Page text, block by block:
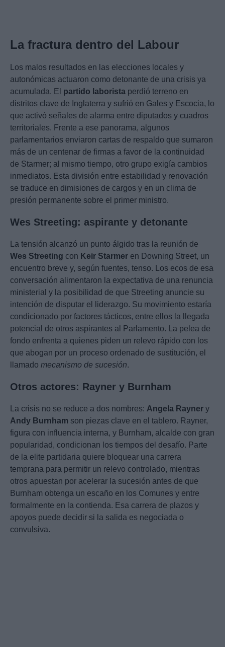
La fractura dentro del Labour
Los malos resultados en las elecciones locales y
autonómicas actuaron como detonante de una crisis ya
acumulada. El partido laborista perdió terreno en
distritos clave de Inglaterra y sufrió en Gales y Escocia, lo
que activó señales de alarma entre diputados y cuadros
territoriales. Frente a ese panorama, algunos
parlamentarios enviaron cartas de respaldo que sumaron
más de un centenar de firmas a favor de la continuidad
de Starmer; al mismo tiempo, otro grupo exigía cambios
inmediatos. Esta división entre estabilidad y renovación
se traduce en dimisiones de cargos y en un clima de
presión permanente sobre el primer ministro.
Wes Streeting: aspirante y detonante
La tensión alcanzó un punto álgido tras la reunión de
Wes Streeting con Keir Starmer en Downing Street, un
encuentro breve y, según fuentes, tenso. Los ecos de esa
conversación alimentaron la expectativa de una renuncia
ministerial y la posibilidad de que Streeting anuncie su
intención de disputar el liderazgo. Su movimiento estaría
condicionado por factores tácticos, entre ellos la llegada
potencial de otros aspirantes al Parlamento. La pelea de
fondo enfrenta a quienes piden un relevo rápido con los
que abogan por un proceso ordenado de sustitución, el
llamado mecanismo de sucesión.
Otros actores: Rayner y Burnham
La crisis no se reduce a dos nombres: Angela Rayner y
Andy Burnham son piezas clave en el tablero. Rayner,
figura con influencia interna, y Burnham, alcalde con gran
popularidad, condicionan los tiempos del desafío. Parte
de la elite partidaria quiere bloquear una carrera
temprana para permitir un relevo controlado, mientras
otros apuestan por acelerar la sucesión antes de que
Burnham obtenga un escaño en los Comunes y entre
formalmente en la contienda. Esa carrera de plazos y
apoyos puede decidir si la salida es negociada o
convulsiva.